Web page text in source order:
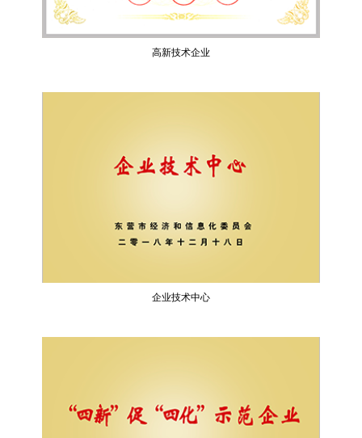
高新技术企业
企业技术中心